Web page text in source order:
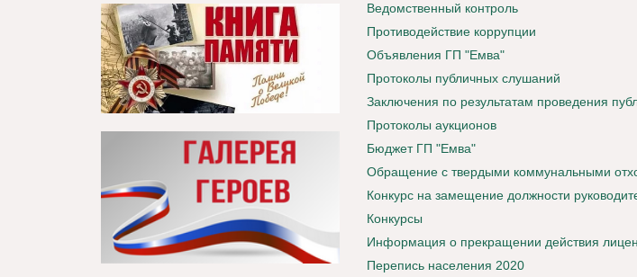
Ведомственный контроль
Противодействие коррупции
Объявления ГП "Емва"
Протоколы публичных слушаний
Заключения по результатам проведения
Протоколы аукционов
Бюджет ГП "Емва"
Обращение с твердыми коммунальными
Конкурс на замещение должности
Конкурсы
Информация о прекращении действия
Перепись населения 2020